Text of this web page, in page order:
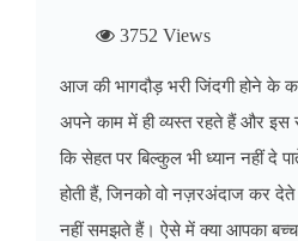
3752 Views
आज की भागदौड़ भरी जिंदगी होने के
अपने काम में ही व्यस्त रहते हैं और
कि सेहत पर बिल्कुल भी ध्यान नहीं दे
होती हैं, जिनको वो नज़रअंदाज कर देते
नहीं समझते हैं। ऐसे में क्या आपका बच्चा